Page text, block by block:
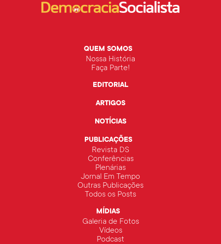
QUEM SOMOS
Nossa História
Faça Parte!
EDITORIAL
ARTIGOS
NOTÍCIAS
PUBLICAÇÕES
Revista DS
Conferências
Plenárias
Jornal Em Tempo
Outras Publicações
Todos os Posts
MÍDIAS
Galeria de Fotos
Vídeos
Podcast